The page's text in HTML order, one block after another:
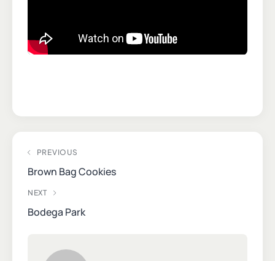
PREVIOUS
Brown Bag Cookies
NEXT
Bodega Park